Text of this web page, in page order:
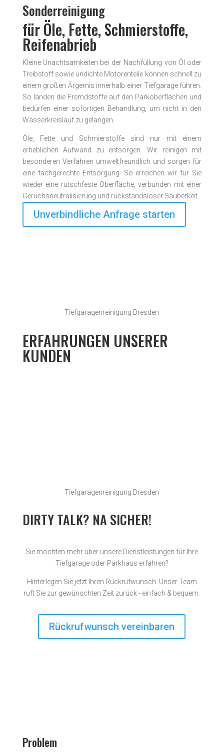
Sonderreinigung
für Öle, Fette, Schmierstoffe,
Reifenabrieb
Kleine Unachtsamkeiten bei der Nachfüllung von Öl oder
Treibstoff sowie undichte Motorenteile können schnell zu
einem großen Ärgernis innerhalb einer Tiefgarage führen.
So landen die Fremd­stoffe auf den Parkoberflächen und
bedürfen einer sofortigen Behandlung, um nicht in den
Wasserkreislauf zu gelangen.
Öle, Fette und Schmierstoffe sind nur mit einem
erheblichen Aufwand zu entsorgen. Wir reinigen mit
besonderen Verfahren umweltfreundlich und sorgen für
eine fachgerechte Entsorgung. So erreichen wir für Sie
wieder eine rutschfeste Oberfläche, verbunden mit einer
Geruchs­neutrali­sierung und rück­stands­­loser Sauberkeit.
Unverbindliche Anfrage starten
Tiefgaragenreinigung Dresden
ERFAHRUNGEN UNSERER
KUNDEN
Tiefgaragenreinigung Dresden
DIRTY TALK? NA SICHER!
Sie möchten mehr über unsere Dienstleistungen für Ihre
Tiefgarage oder Parkhaus erfahren?
Hinterlegen Sie jetzt Ihren Rückrufwunsch. Unser Team
ruft Sie zur gewünschten Zeit zurück - einfach & bequem.
Rückrufwunsch vereinbaren
Problem